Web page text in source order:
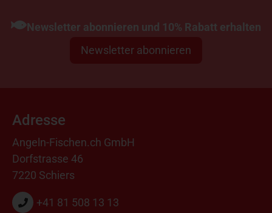
Newsletter abonnieren und 10% Rabatt erhalten
Newsletter abonnieren
Adresse
Angeln-Fischen.ch GmbH
Dorfstrasse 46
7220 Schiers
+41 81 508 13 13